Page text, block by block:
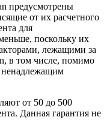
предусмотрены
от их расчетного
для
поскольку их
лежащими за
в том числе, помимо
ненадлежащим
от 50 до 500
Данная гарантия не